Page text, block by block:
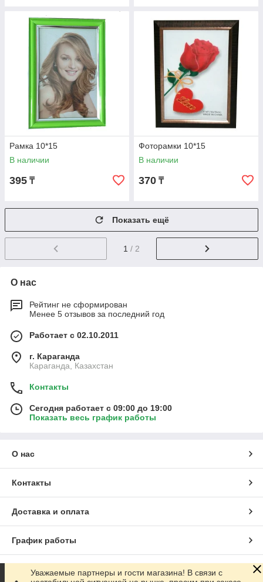
Рамка 10*15
В наличии
395 ₸
Фоторамки 10*15
В наличии
370 ₸
Показать ещё
1 / 2
О нас
Рейтинг не сформирован
Менее 5 отзывов за последний год
Работает с 02.10.2011
г. Караганда
Караганда, Казахстан
Контакты
Сегодня работает с 09:00 до 19:00
Показать весь график работы
О нас
Контакты
Доставка и оплата
График работы
Полная версия сайта
Уважаемые партнеры и гости магазина! В связи с